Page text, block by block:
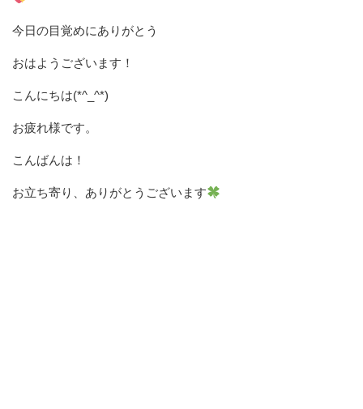
今日の目覚めにありがとう
おはようございます！
こんにちは(*^_^*)
お疲れ様です。
こんばんは！
お立ち寄り、ありがとうございます